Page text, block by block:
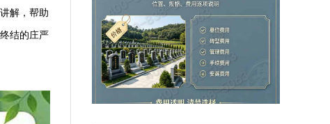
解，帮助
结的庄严
出了一系列令人振奋的活动，旨在让更多家
庭能够享受到高性价比的殡葬服务。本次活
动以“采光